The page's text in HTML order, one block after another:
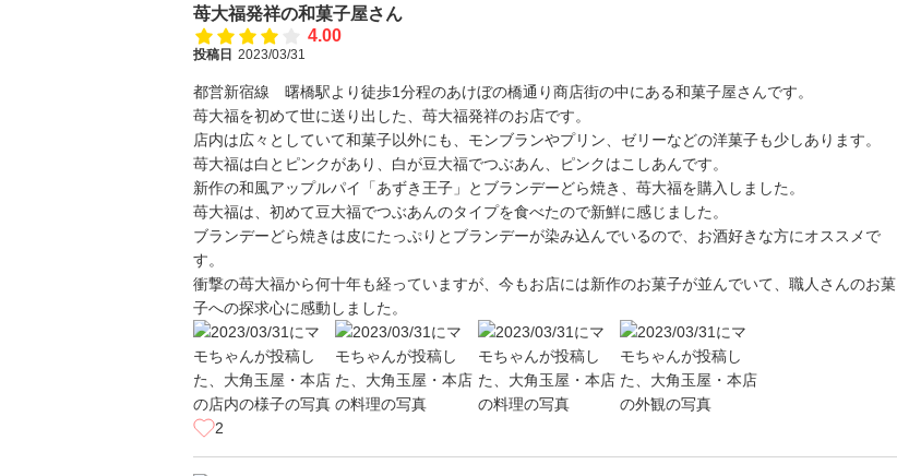
苺大福発祥の和菓子屋さん
4.00
投稿日 2023/03/31
都営新宿線 曙橋駅より徒歩1分程のあけぼの橋通り商店街の中にある和菓子屋さんです。
苺大福を初めて世に送り出した、苺大福発祥のお店です。
店内は広々としていて和菓子以外にも、モンブランやプリン、ゼリーなどの洋菓子も少しあります。
苺大福は白とピンクがあり、白が豆大福でつぶあん、ピンクはこしあんです。
新作の和風アップルパイ「あずき王子」とブランデーどら焼き、苺大福を購入しました。
苺大福は、初めて豆大福でつぶあんのタイプを食べたので新鮮に感じました。
ブランデーどら焼きは皮にたっぷりとブランデーが染み込んでいるので、お酒好きな方にオススメで
す。
衝撃の苺大福から何十年も経っていますが、今もお店には新作のお菓子が並んでいて、職人さんのお菓
子への探求心に感動しました。
2